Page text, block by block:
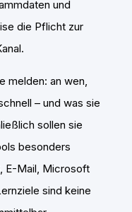
und
die Pflicht zur
melden: an wen,
– und was sie
sollen sie
besonders
E-Mail, Microsoft
sind keine